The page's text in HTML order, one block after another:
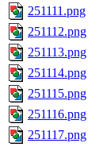
251111.png
251112.png
251113.png
251114.png
251115.png
251116.png
251117.png